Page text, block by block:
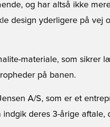
og har altså ikke
design yderligere på vej
materiale, som sikrer
på banen.
A/S, som er et
deres 3-årige aftale,